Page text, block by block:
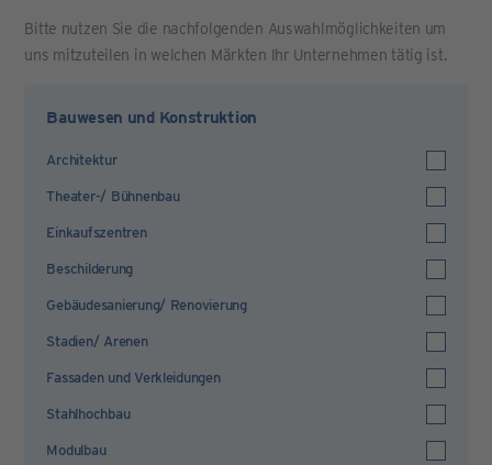
Bitte nutzen Sie die nachfolgenden Auswahlmöglichkeiten um
uns mitzuteilen in welchen Märkten Ihr Unternehmen tätig ist.
Bauwesen und Konstruktion
Architektur
Theater-/ Bühnenbau
Einkaufszentren
Beschilderung
Gebäudesanierung/ Renovierung
Stadien/ Arenen
Fassaden und Verkleidungen
Stahlhochbau
Modulbau